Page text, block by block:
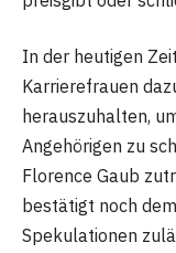
In der heutigen
Karrierefrauen
herauszuhalten,
Angehörigen zu
Florence Gaub
bestätigt noch
Spekulationen